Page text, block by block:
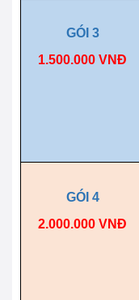
GÓI 3
1.500.000 VNĐ
GÓI 4
2.000.000 VNĐ